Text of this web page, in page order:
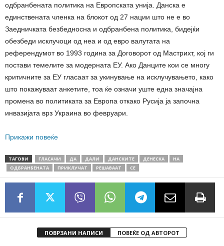
одбранбената политика на Европската унија. Данска е
единствената членка на блокот од 27 нации што не е во
Заедничката безбедносна и одбранбена политика, бидејќи
обезбеди исклучоци од неа и од евро валутата на
референдумот во 1993 година за Договорот од Мастрихт, кој ги
постави темелите за модерната ЕУ. Ако Данците кои се многу
критичните за ЕУ гласаат за укинување на исклучувањето, како
што покажуваат анкетите, тоа ќе означи уште една значајна
промена во политиката за Европа откако Русија ја започна
инвазијата врз Украина во февруари.
Прикажи повеќе
ТАГОВИ ГЛАСАЧИ ДА ДАЛИ ДАНСКИТЕ ДЕНЕСКА
НА
ОДБРАНБЕНАТА
ПРИКЛУЧАТ РЕШАВААТ СЕ
ПОВРЗАНИ НАПИСИ ПОВЕЌЕ ОД АВТОРОТ